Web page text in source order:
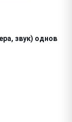
звук)